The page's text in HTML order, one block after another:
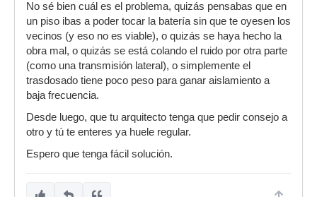
No sé bien cuál es el problema, quizás pensabas que en
un piso ibas a poder tocar la batería sin que te oyesen los
vecinos (y eso no es viable), o quizás se haya hecho la
obra mal, o quizás se está colando el ruido por otra parte
(como una transmisión lateral), o simplemente el
trasdosado tiene poco peso para ganar aislamiento a
baja frecuencia.
Desde luego, que tu arquitecto tenga que pedir consejo a
otro y tú te enteres ya huele regular.
Espero que tenga fácil solución.